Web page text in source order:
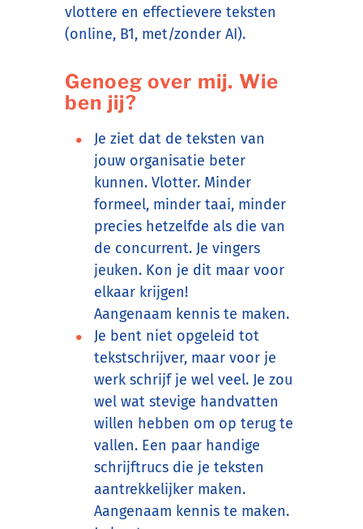
vlottere en effectievere teksten
(online, B1, met/zonder AI).
Genoeg over mij. Wie
ben jij?
Je ziet dat de teksten van
jouw organisatie beter
kunnen. Vlotter. Minder
formeel, minder taai, minder
precies hetzelfde als die van
de concurrent. Je vingers
jeuken. Kon je dit maar voor
elkaar krijgen!
Aangenaam kennis te maken.
Je bent niet opgeleid tot
tekstschrijver, maar voor je
werk schrijf je wel veel. Je zou
wel wat stevige handvatten
willen hebben om op terug te
vallen. Een paar handige
schrijftrucs die je teksten
aantrekkelijker maken.
Aangenaam kennis te maken.